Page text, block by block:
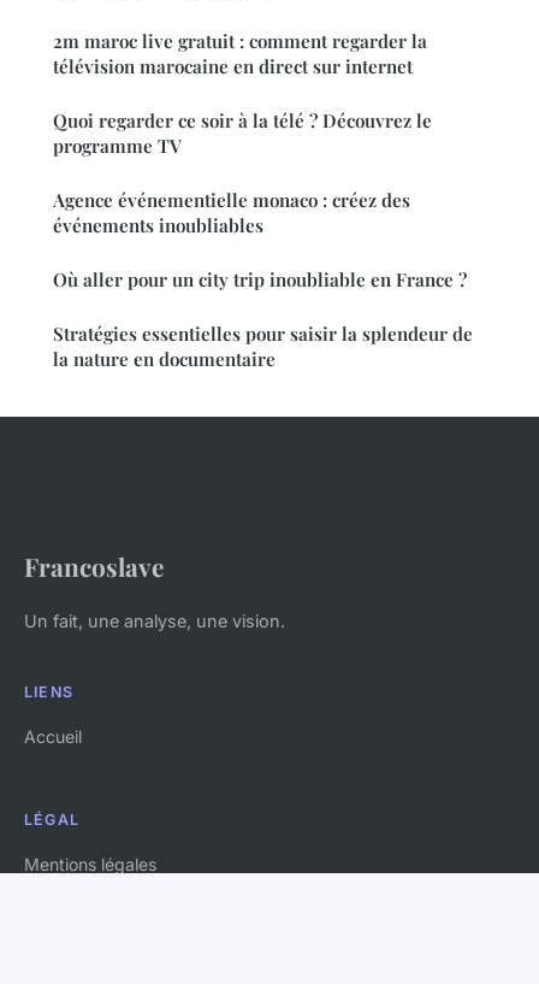
2m maroc live gratuit : comment regarder la
télévision marocaine en direct sur internet
Quoi regarder ce soir à la télé ? Découvrez le
programme TV
Agence événementielle monaco : créez des
événements inoubliables
Où aller pour un city trip inoubliable en France ?
Stratégies essentielles pour saisir la splendeur de
la nature en documentaire
Francoslave
Un fait, une analyse, une vision.
LIENS
Accueil
LÉGAL
Mentions légales